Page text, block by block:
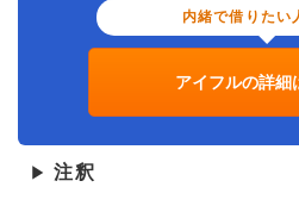
内緒で借りたい
アイフルの詳細
▶ 注釈